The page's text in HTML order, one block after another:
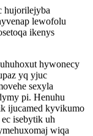
hujorilejyba
lewofolu
ikenys
hywonecy
yq yjuc
sexyla
pi. Henuhu
ijucamed kyvikumo
isebytik uh
wiqa